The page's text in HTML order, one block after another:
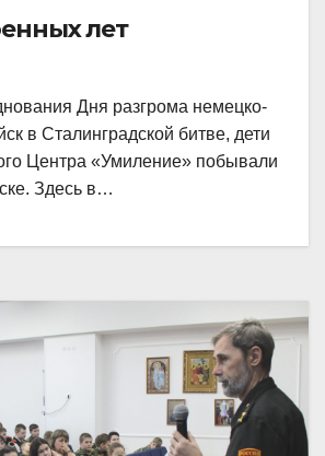
лет
Дня разгрома немецко-
в Сталинградской битве, дети
Центра «Умиление» побывали
Здесь в…